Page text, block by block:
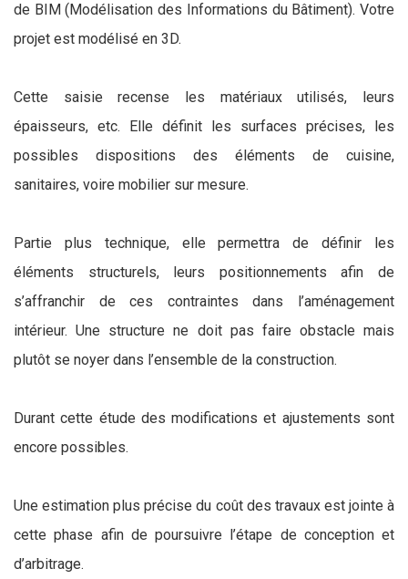
de BIM (Modélisation des Informations du Bâtiment). Votre
projet est modélisé en 3D.
Cette saisie recense les matériaux utilisés, leurs
épaisseurs, etc. Elle définit les surfaces précises, les
possibles dispositions des éléments de cuisine,
sanitaires, voire mobilier sur mesure.
Partie plus technique, elle permettra de définir les
éléments structurels, leurs positionnements afin de
s’affranchir de ces contraintes dans l’aménagement
intérieur. Une structure ne doit pas faire obstacle mais
plutôt se noyer dans l’ensemble de la construction.
Durant cette étude des modifications et ajustements sont
encore possibles.
Une estimation plus précise du coût des travaux est jointe à
cette phase afin de poursuivre l’étape de conception et
d’arbitrage.